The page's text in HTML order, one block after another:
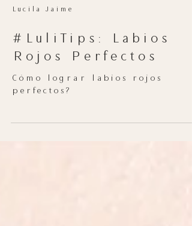
Lucila Jaime
#LuliTips: Labios
Rojos Perfectos